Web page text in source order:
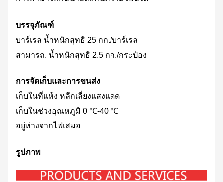
บรรจุภัณฑ์
บาร์เรล น้ำหนักสุทธิ 25 กก./บาร์เรล
สามารถ. น้ำหนักสุทธิ 2.5 กก./กระป๋อง
การจัดเก็บและการขนส่ง
เก็บในที่แห้ง หลีกเลี่ยงแสงแดด
เก็บในช่วงอุณหภูมิ 0 ℃-40 ℃
อยู่ห่างจากไฟเสมอ
รูปภาพ